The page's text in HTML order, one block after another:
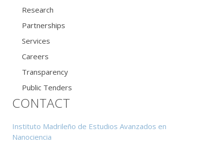
Research
Partnerships
Services
Careers
Transparency
Public Tenders
CONTACT
Instituto Madrileño de Estudios Avanzados en
Nanociencia